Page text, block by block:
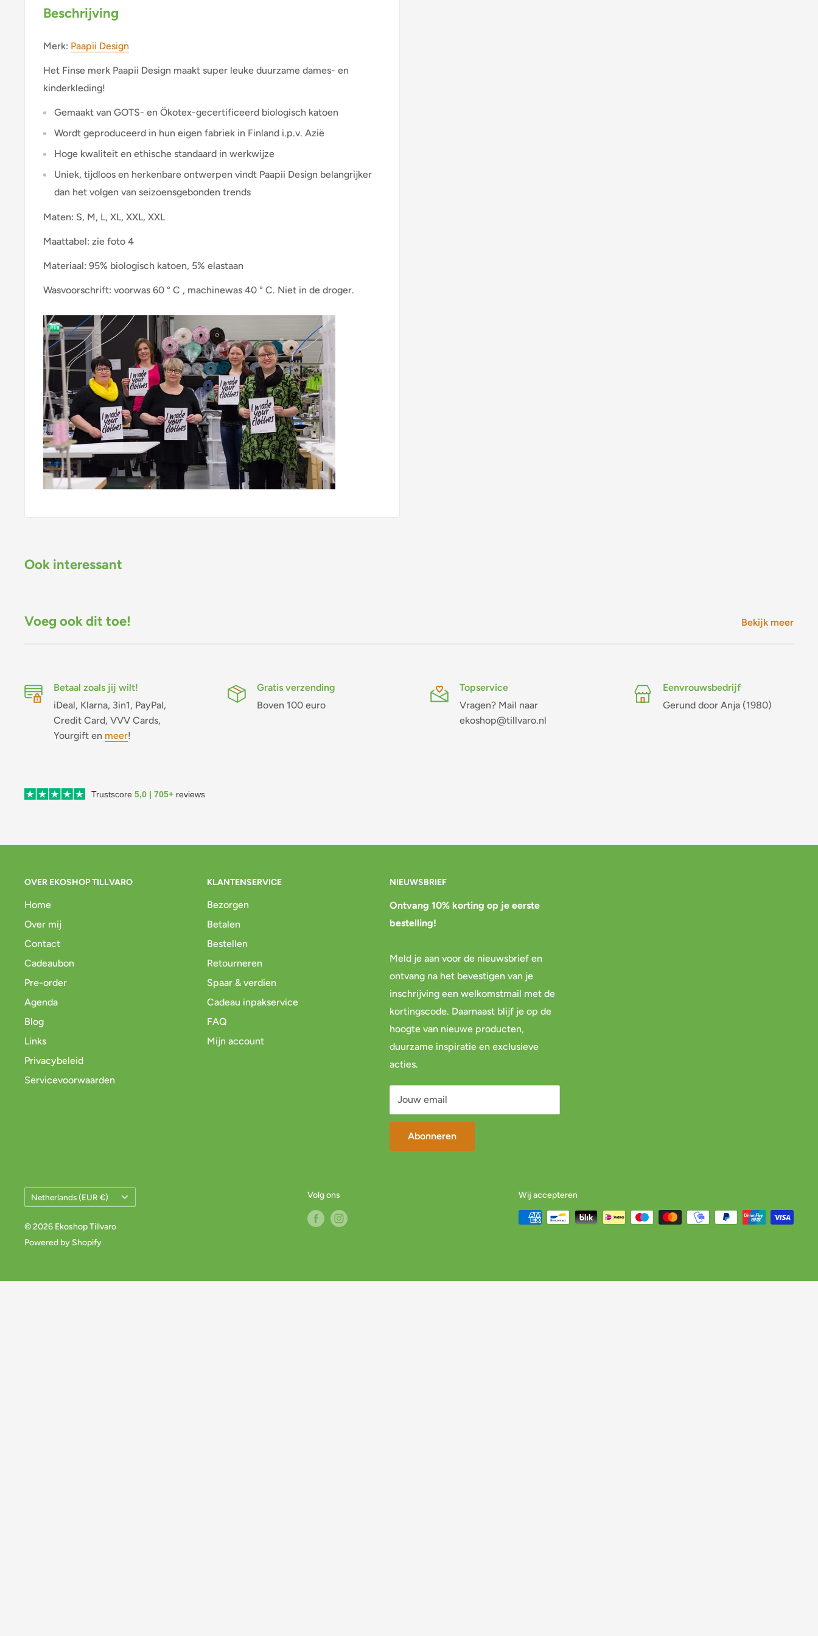
Beschrijving
Merk: Paapii Design
Het Finse merk Paapii Design maakt super leuke duurzame dames- en
kinderkleding!
Gemaakt van GOTS- en Ökotex-gecertificeerd biologisch katoen
Wordt geproduceerd in hun eigen fabriek in Finland i.p.v. Azië
Hoge kwaliteit en ethische standaard in werkwijze
Uniek, tijdloos en herkenbare ontwerpen vindt Paapii Design belangrijker
dan het volgen van seizoensgebonden trends
Maten: S, M, L, XL, XXL, XXL
Maattabel: zie foto 4
Materiaal: 95% biologisch katoen, 5% elastaan
Wasvoorschrift: voorwas 60 ° C , machinewas 40 ° C. Niet in de droger.
Ook interessant
Voeg ook dit toe! Bekijk meer
Betaal zoals jij wilt!
iDeal, Klarna, 3in1, PayPal,
Credit Card, VVV Cards,
Yourgift en meer!
Gratis verzending
Boven 100 euro
Topservice
Vragen? Mail naar
ekoshop@tillvaro.nl
Eenvrouwsbedrijf
Gerund door Anja (1980)
Trustscore 5,0 | 705+ reviews
OVER EKOSHOP TILLVARO
Home
Over mij
Contact
Cadeaubon
Pre-order
Agenda
Blog
Links
Privacybeleid
Servicevoorwaarden
KLANTENSERVICE
Bezorgen
Betalen
Bestellen
Retourneren
Spaar & verdien
Cadeau inpakservice
FAQ
Mijn account
NIEUWSBRIEF
Ontvang 10% korting op je eerste
bestelling!
Meld je aan voor de nieuwsbrief en
ontvang na het bevestigen van je
inschrijving een welkomstmail met de
kortingscode. Daarnaast blijf je op de
hoogte van nieuwe producten,
duurzame inspiratie en exclusieve
acties.
Jouw email
Abonneren
Land/Regio
Netherlands (EUR €)
© 2026 Ekoshop Tillvaro
Powered by Shopify
Volg ons Wij accepteren